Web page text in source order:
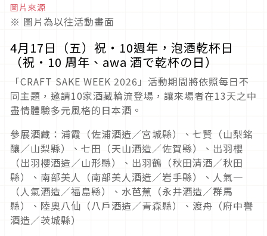
圖片來源
※ 圖片為以往活動畫面
4月17日（五）祝・10週年，泡酒乾杯日
（祝・10 周年、awa 酒で乾杯の日）
「CRAFT SAKE WEEK 2026」活動期間將依照每日不
同主題，邀請10家酒藏輪流登場，讓來場者在13天之中
盡情體驗多元風格的日本酒。
參展酒藏：浦霞（佐浦酒造／宮城縣）、七賢（山梨銘
釀／山梨縣）、七田（天山酒造／佐賀縣）、出羽櫻
（出羽櫻酒造／山形縣）、出羽鶴（秋田清酒／秋田
縣）、南部美人（南部美人酒造／岩手縣）、人氣一
（人氣酒造／福島縣）、水芭蕉（永井酒造／群馬
縣）、陸奧八仙（八戶酒造／青森縣）、渡舟（府中譽
酒造／茨城縣）